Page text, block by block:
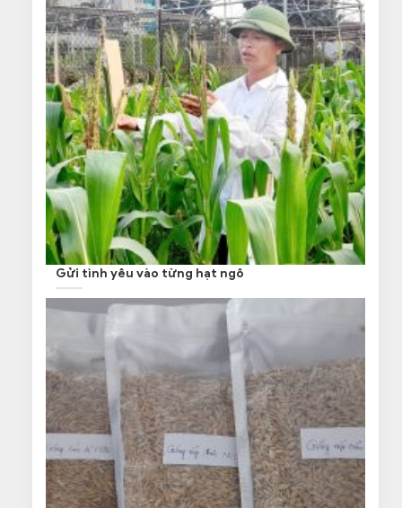
Gửi tình yêu vào từng hạt ngô